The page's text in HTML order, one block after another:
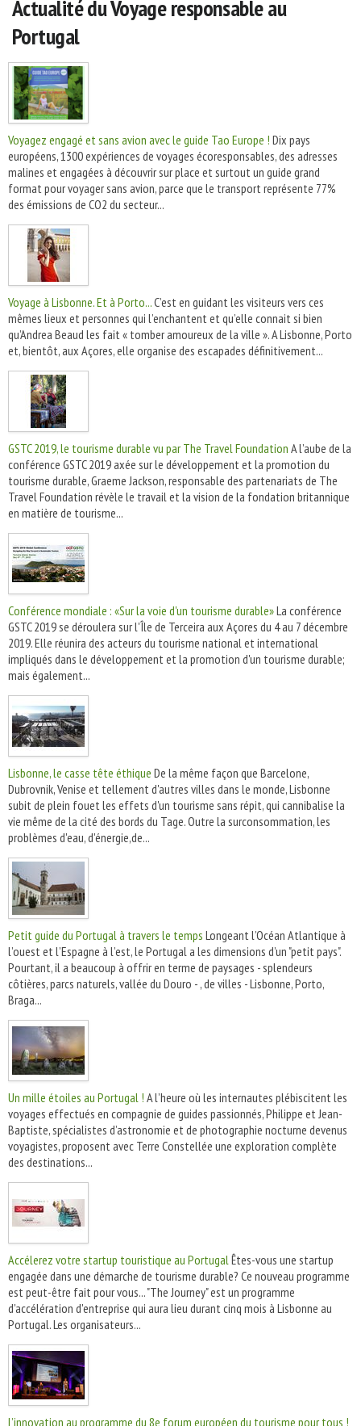
Actualité du Voyage responsable au
Portugal
Voyagez engagé et sans avion avec le guide Tao Europe ! Dix pays
européens, 1300 expériences de voyages écoresponsables, des adresses
malines et engagées à découvrir sur place et surtout un guide grand
format pour voyager sans avion, parce que le transport représente 77%
des émissions de CO2 du secteur...
Voyage à Lisbonne. Et à Porto...C’est en guidant les visiteurs vers ces
mêmes lieux et personnes qui l’enchantent et qu’elle connait si bien
qu’Andrea Beaud les fait « tomber amoureux de la ville ». A Lisbonne, Porto
et, bientôt, aux Açores, elle organise des escapades définitivement...
GSTC 2019, le tourisme durable vu par The Travel Foundation A l’aube de la
conférence GSTC 2019 axée sur le développement et la promotion du
tourisme durable, Graeme Jackson, responsable des partenariats de The
Travel Foundation révèle le travail et la vision de la fondation britannique
en matière de tourisme...
Conférence mondiale : «Sur la voie d'un tourisme durable»La conférence
GSTC 2019 se déroulera sur l'Île de Terceira aux Açores du 4 au 7 décembre
2019. Elle réunira des acteurs du tourisme national et international
impliqués dans le développement et la promotion d'un tourisme durable;
mais également...
Lisbonne, le casse tête éthique De la même façon que Barcelone,
Dubrovnik, Venise et tellement d'autres villes dans le monde, Lisbonne
subit de plein fouet les effets d'un tourisme sans répit, qui cannibalise la
vie même de la cité des bords du Tage. Outre la surconsommation, les
problèmes d'eau, d'énergie,de...
Petit guide du Portugal à travers le temps Longeant l’Océan Atlantique à
l’ouest et l’Espagne à l’est, le Portugal a les dimensions d’un "petit pays".
Pourtant, il a beaucoup à offrir en terme de paysages - splendeurs
côtières, parcs naturels, vallée du Douro - , de villes - Lisbonne, Porto,
Braga...
Un mille étoiles au Portugal ! A l’heure où les internautes plébiscitent les
voyages effectués en compagnie de guides passionnés, Philippe et Jean-
Baptiste, spécialistes d’astronomie et de photographie nocturne devenus
voyagistes, proposent avec Terre Constellée une exploration complète
des destinations...
Accélerez votre startup touristique au PortugalÊtes-vous une startup
engagée dans une démarche de tourisme durable? Ce nouveau programme
est peut-être fait pour vous... "The Journey" est un programme
d'accélération d'entreprise qui aura lieu durant cinq mois à Lisbonne au
Portugal. Les organisateurs...
L’innovation au programme du 8e forum européen du tourisme pour tous !